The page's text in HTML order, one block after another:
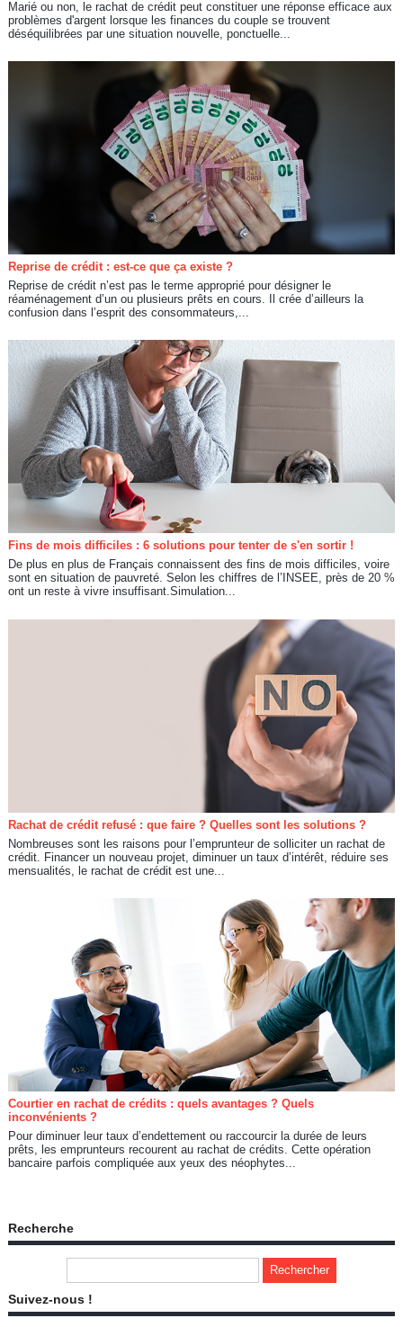
Marié ou non, le rachat de crédit peut constituer une réponse efficace aux
problèmes d'argent lorsque les finances du couple se trouvent
déséquilibrées par une situation nouvelle, ponctuelle...
Reprise de crédit : est-ce que ça existe ?
Reprise de crédit n’est pas le terme approprié pour désigner le
réaménagement d’un ou plusieurs prêts en cours. Il crée d’ailleurs la
confusion dans l’esprit des consommateurs,...
Fins de mois difficiles : 6 solutions pour tenter de s'en sortir !
De plus en plus de Français connaissent des fins de mois difficiles, voire
sont en situation de pauvreté. Selon les chiffres de l’INSEE, près de 20 %
ont un reste à vivre insuffisant.Simulation...
Rachat de crédit refusé : que faire ? Quelles sont les solutions ?
Nombreuses sont les raisons pour l’emprunteur de solliciter un rachat de
crédit. Financer un nouveau projet, diminuer un taux d’intérêt, réduire ses
mensualités, le rachat de crédit est une...
Courtier en rachat de crédits : quels avantages ? Quels
inconvénients ?
Pour diminuer leur taux d’endettement ou raccourcir la durée de leurs
prêts, les emprunteurs recourent au rachat de crédits. Cette opération
bancaire parfois compliquée aux yeux des néophytes...
Recherche
Suivez-nous !